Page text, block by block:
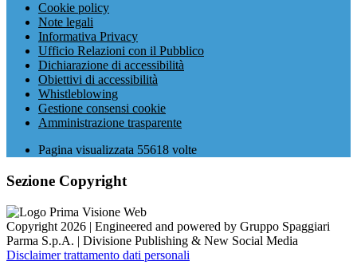
Cookie policy
Note legali
Informativa Privacy
Ufficio Relazioni con il Pubblico
Dichiarazione di accessibilità
Obiettivi di accessibilità
Whistleblowing
Gestione consensi cookie
Amministrazione trasparente
Pagina visualizzata 55618 volte
Sezione Copyright
Copyright 2026 | Engineered and powered by Gruppo Spaggiari
Parma S.p.A. | Divisione Publishing & New Social Media
Disclaimer trattamento dati personali